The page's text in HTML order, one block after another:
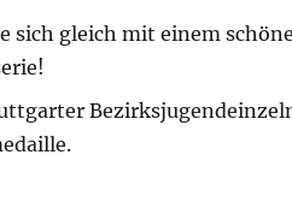
gleich mit einem